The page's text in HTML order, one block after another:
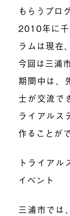
もらうプロ
2010年に千
ラムは現在
今回は三浦
期間中は、
士が交流で
ライアルス
作ることが
トライアル
イベント
三浦市では